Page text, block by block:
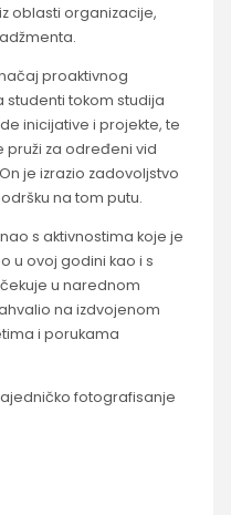
oblasti organizacije,
proaktivnog
tokom studija
inicijative i projekte, te
pruži za određeni vid
je izrazio zadovoljstvo
na tom putu.
s aktivnostima koje je
u ovoj godini kao i s
u narednom
na izdvojenom
i porukama
fotografisanje